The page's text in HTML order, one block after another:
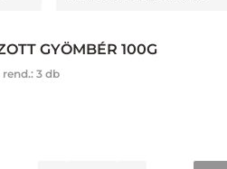
GYÖMBÉR 100G
rend.: 3 db